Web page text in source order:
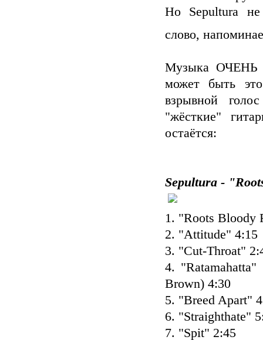
Но Sepultura не
слово,
Музыка ОЧЕНЬ
может быть
взрывной
"жёсткие"
остаётся:
Sepultura -
1. "Roots Bloody
2. "Attitude" 4:15
3. "Cut-Throat"
4.
Brown) 4:30
5. "Breed Apart"
6. "Straighthate"
7. "Spit" 2:45